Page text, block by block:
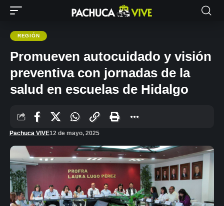
REGIÓN
Promueven autocuidado y visión
preventiva con jornadas de la
salud en escuelas de Hidalgo
Pachuca VIVE12 de mayo, 2025